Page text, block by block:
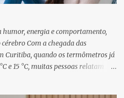
Júnior & Cézar estão lançando
em 2024, contendo 14 faixas
Fernando Trevisan (Catatau) e
energia e comportamento,
Com a chegada das
Curitiba, quando os termômetros já
e 15 °C, muitas pessoas relatam